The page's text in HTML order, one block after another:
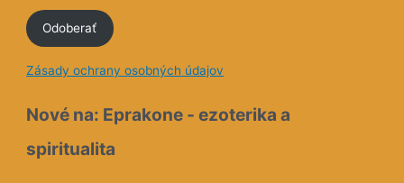
m
i
l
v
Odoberať
Zásady ochrany osobných údajov
Nové na: Eprakone - ezoterika a
spiritualita